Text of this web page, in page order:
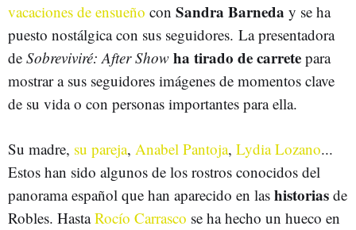
vacaciones de ensueño con Sandra Barneda y se ha
puesto nostálgica con sus seguidores. La presentadora
de Sobreviviré: After Show ha tirado de carrete para
mostrar a sus seguidores imágenes de momentos clave
de su vida o con personas importantes para ella.
Su madre, su pareja, Anabel Pantoja, Lydia Lozano...
Estos han sido algunos de los rostros conocidos del
panorama español que han aparecido en las historias de
Robles. HastaRocío Carrasco se ha hecho un hueco en